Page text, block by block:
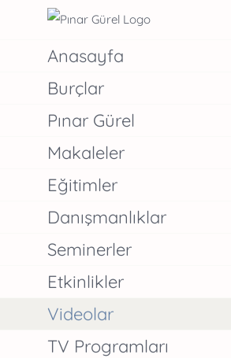
Anasayfa
Burçlar
Pınar Gürel
Makaleler
Eğitimler
Danışmanlıklar
Seminerler
Etkinlikler
Videolar
TV Programları